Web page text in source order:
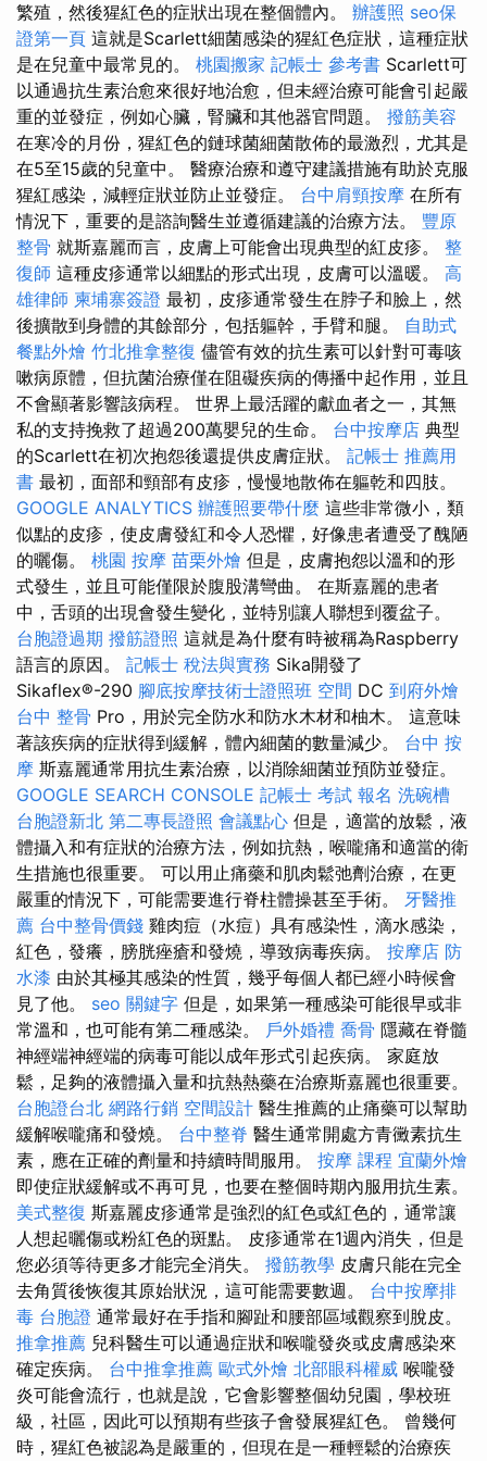
繁殖，然後猩紅色的症狀出現在整個體內。 辦護照 seo保
證第一頁 這就是Scarlett細菌感染的猩紅色症狀，這種症狀
是在兒童中最常見的。 桃園搬家 記帳士 參考書 Scarlett可
以通過抗生素治愈來很好地治愈，但未經治療可能會引起嚴
重的並發症，例如心臟，腎臟和其他器官問題。 撥筋美容
在寒冷的月份，猩紅色的鏈球菌細菌散佈的最激烈，尤其是
在5至15歲的兒童中。 醫療治療和遵守建議措施有助於克服
猩紅感染，減輕症狀並防止並發症。 台中肩頸按摩 在所有
情況下，重要的是諮詢醫生並遵循建議的治療方法。 豐原
整骨 就斯嘉麗而言，皮膚上可能會出現典型的紅皮疹。 整
復師 這種皮疹通常以細點的形式出現，皮膚可以溫暖。 高
雄律師 柬埔寨簽證 最初，皮疹通常發生在脖子和臉上，然
後擴散到身體的其餘部分，包括軀幹，手臂和腿。 自助式
餐點外燴 竹北推拿整復 儘管有效的抗生素可以針對可毒咳
嗽病原體，但抗菌治療僅在阻礙疾病的傳播中起作用，並且
不會顯著影響該病程。 世界上最活躍的獻血者之一，其無
私的支持挽救了超過200萬嬰兒的生命。 台中按摩店 典型
的Scarlett在初次抱怨後還提供皮膚症狀。 記帳士 推薦用
書 最初，面部和頸部有皮疹，慢慢地散佈在軀乾和四肢。
GOOGLE ANALYTICS 辦護照要帶什麼 這些非常微小，類
似點的皮疹，使皮膚發紅和令人恐懼，好像患者遭受了醜陋
的曬傷。 桃園 按摩 苗栗外燴 但是，皮膚抱怨以溫和的形
式發生，並且可能僅限於腹股溝彎曲。 在斯嘉麗的患者
中，舌頭的出現會發生變化，並特別讓人聯想到覆盆子。
台胞證過期 撥筋證照 這就是為什麼有時被稱為Raspberry
語言的原因。 記帳士 稅法與實務 Sika開發了
Sikaflex®-290 腳底按摩技術士證照班 空間 DC 到府外燴
台中 整骨 Pro，用於完全防水和防水木材和柚木。 這意味
著該疾病的症狀得到緩解，體內細菌的數量減少。 台中 按
摩 斯嘉麗通常用抗生素治療，以消除細菌並預防並發症。
GOOGLE SEARCH CONSOLE 記帳士 考試 報名 洗碗槽
台胞證新北 第二專長證照 會議點心 但是，適當的放鬆，液
體攝入和有症狀的治療方法，例如抗熱，喉嚨痛和適當的衛
生措施也很重要。 可以用止痛藥和肌肉鬆弛劑治療，在更
嚴重的情況下，可能需要進行脊柱體操甚至手術。 牙醫推
薦 台中整骨價錢 雞肉痘（水痘）具有感染性，滴水感染，
紅色，發癢，膀胱痤瘡和發燒，導致病毒疾病。 按摩店 防
水漆 由於其極其感染的性質，幾乎每個人都已經小時候會
見了他。 seo 關鍵字 但是，如果第一種感染可能很早或非
常溫和，也可能有第二種感染。 戶外婚禮 喬骨 隱藏在脊髓
神經端神經端的病毒可能以成年形式引起疾病。 家庭放
鬆，足夠的液體攝入量和抗熱熱藥在治療斯嘉麗也很重要。
台胞證台北 網路行銷 空間設計 醫生推薦的止痛藥可以幫助
緩解喉嚨痛和發燒。 台中整脊 醫生通常開處方青黴素抗生
素，應在正確的劑量和持續時間服用。 按摩 課程 宜蘭外燴
即使症狀緩解或不再可見，也要在整個時期內服用抗生素。
美式整復 斯嘉麗皮疹通常是強烈的紅色或紅色的，通常讓
人想起曬傷或粉紅色的斑點。 皮疹通常在1週內消失，但是
您必須等待更多才能完全消失。 撥筋教學 皮膚只能在完全
去角質後恢復其原始狀況，這可能需要數週。 台中按摩排
毒 台胞證 通常最好在手指和腳趾和腰部區域觀察到脫皮。
推拿推薦 兒科醫生可以通過症狀和喉嚨發炎或皮膚感染來
確定疾病。 台中推拿推薦 歐式外燴 北部眼科權威 喉嚨發
炎可能會流行，也就是說，它會影響整個幼兒園，學校班
級，社區，因此可以預期有些孩子會發展猩紅色。 曾幾何
時，猩紅色被認為是嚴重的，但現在是一種輕鬆的治療疾